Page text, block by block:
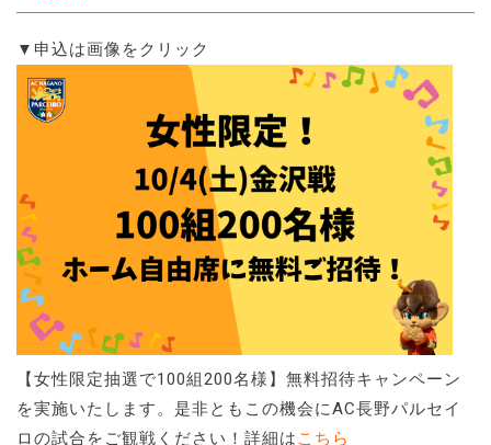
▼申込は画像をクリック
【女性限定抽選で100組200名様】無料招待キャンペーン
を実施いたします。是非ともこの機会にAC長野パルセイ
ロの試合をご観戦ください！詳細は こちら